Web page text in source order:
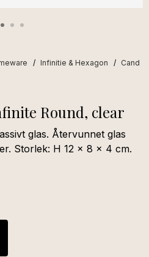
Infinitie & Hexagon Candle
Round, clear
glas. Återvunnet glas
Storlek: H 12 x 8 x 4 cm.